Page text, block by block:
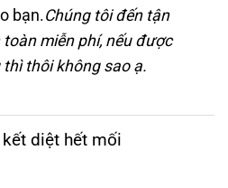
bạn.Chúng tôi đến tận
miễn phí, nếu được
thôi không sao ạ.
diệt hết mối